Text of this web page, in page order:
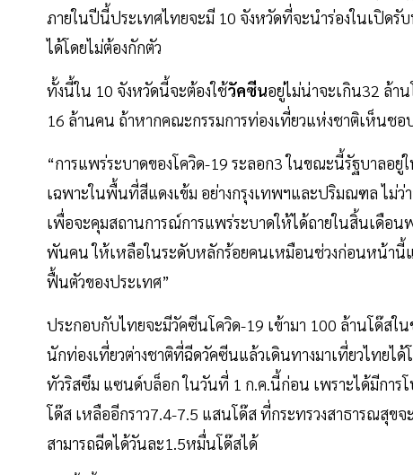
ภายในปีนี้ประเทศไทยจะมี 10 จังหวัดที่จะนำร่องในเปิดรั
ได้โดยไม่ต้องกักตัว
ทั้งนี้ใน 10 จังหวัดนี้จะต้องใช้วัคซีนอยู่ไม่น่าจะเกิน32 ล้า
16 ล้านคน ถ้าหากคณะกรรมการท่องเที่ยวแห่งชาติเห็นช
“การแพร่ระบาดของโควิด-19 ระลอก3 ในขณะนี้รัฐบาลอ
เฉพาะในพื้นที่สีแดงเข้ม อย่างกรุงเทพฯและปริมณฑล ไม่ว่
เพื่อจะคุมสถานการณ์การแพร่ระบาดให้ได้ถายในสิ้นเดือ
พันคน ให้เหลือในระดับหลักร้อยคนเหมือนช่วงก่อนหน้านี้
ฟื้นตัวของประเทศ”
ประกอบกับไทยจะมีวัคซีนโควิด-19 เข้ามา 100 ล้านโด๊ส
นักท่องเที่ยวต่างชาติที่ฉีดวัคซีนแล้วเดินทางมาเที่ยวไทยได้
ทัวริสซึม แซนด์บล็อก ในวันที่ 1 ก.ค.นี้ก่อน เพราะได้มีกา
โด๊ส เหลืออีกราว7.4-7.5 แสนโด๊ส ที่กระทรวงสาธารณสุข
สามารถฉีดได้วันละ1.5หมื่นโด๊สได้